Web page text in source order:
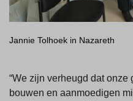
Jannie Tolhoek in Nazareth
“We zijn verheugd dat
bouwen en aanmoedigen